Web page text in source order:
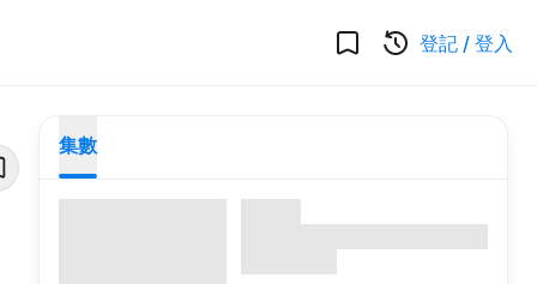
登記 / 登入
集數